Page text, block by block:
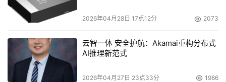
2026年04月28日 17点12分 2073
云智一体 安全护航：Akamai重构分布式
AI推理新范式
2026年04月27日 23点33分 1986